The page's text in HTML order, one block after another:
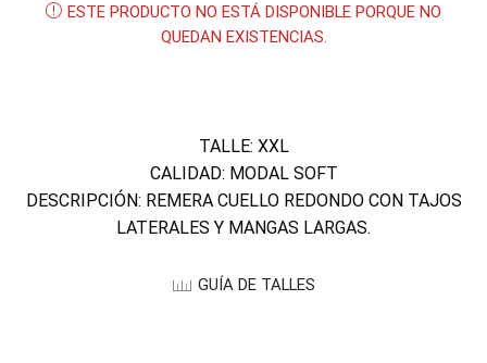
ESTE PRODUCTO NO ESTÁ DISPONIBLE PORQUE NO
QUEDAN EXISTENCIAS.
TALLE: XXL
CALIDAD: MODAL SOFT
DESCRIPCIÓN: REMERA CUELLO REDONDO CON TAJOS
LATERALES Y MANGAS LARGAS.
GUÍA DE TALLES